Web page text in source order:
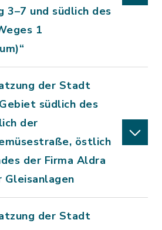
3–7 und südlich des
1
der Stadt
südlich des
der
östlich
der Firma Aldra
der Stadt